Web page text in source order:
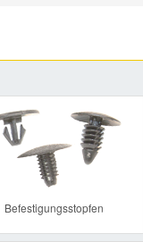
Befestigungsstopfen
Previous